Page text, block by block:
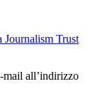
Trust
mail all’indirizzo